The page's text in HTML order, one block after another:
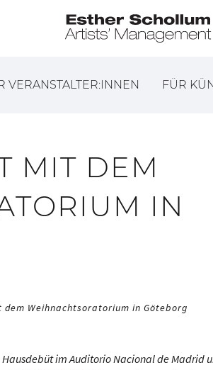
VERANSTALTER:INNEN FÜR
MIT DEM
IN
dem Weihnachtsoratorium in Göteborg
im Auditorio Nacional de Madrid